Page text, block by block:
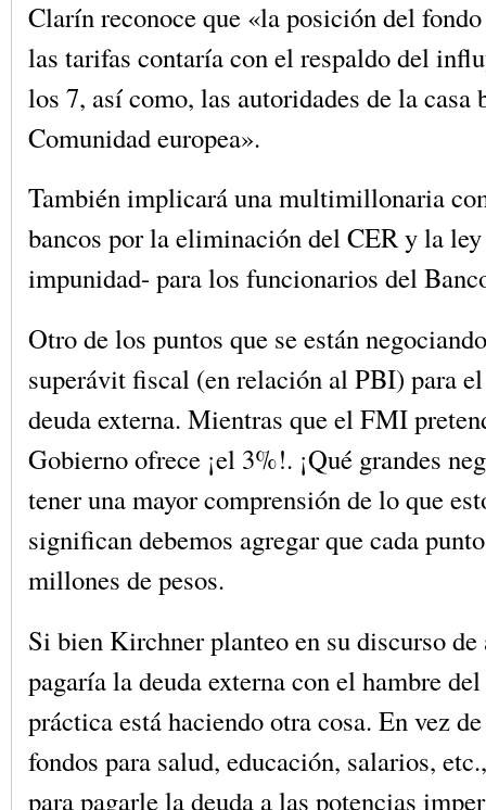
Clarín reconoce que «la posición del
las tarifas contaría con el respaldo del
los 7, así como, las autoridades de la casa
Comunidad europea».
También implicará una multimillonaria
bancos por la eliminación del CER y la
impunidad- para los funcionarios del
Otro de los puntos que se están
superávit fiscal (en relación al PBI) para
deuda externa. Mientras que el FMI
Gobierno ofrece ¡el 3%!. ¡Qué grandes
tener una mayor comprensión de lo que
significan debemos agregar que cada
millones de pesos.
Si bien Kirchner planteo en su discurso de
pagaría la deuda externa con el hambre
práctica está haciendo otra cosa. En vez
fondos para salud, educación, salarios,
para pagarle la deuda a las potencias